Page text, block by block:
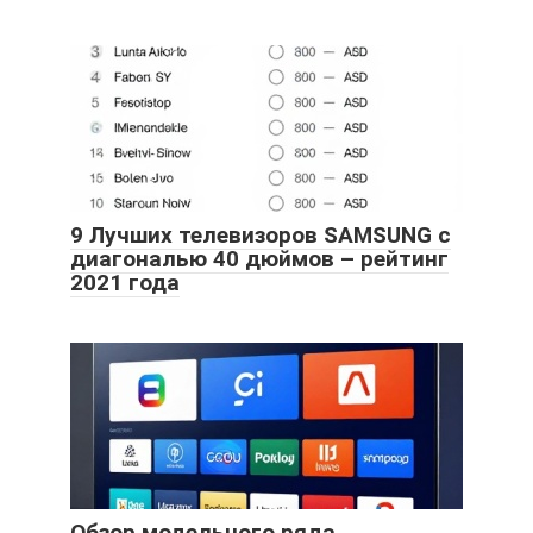
9 Лучших телевизоров SAMSUNG с
диагональю 40 дюймов – рейтинг
2021 года